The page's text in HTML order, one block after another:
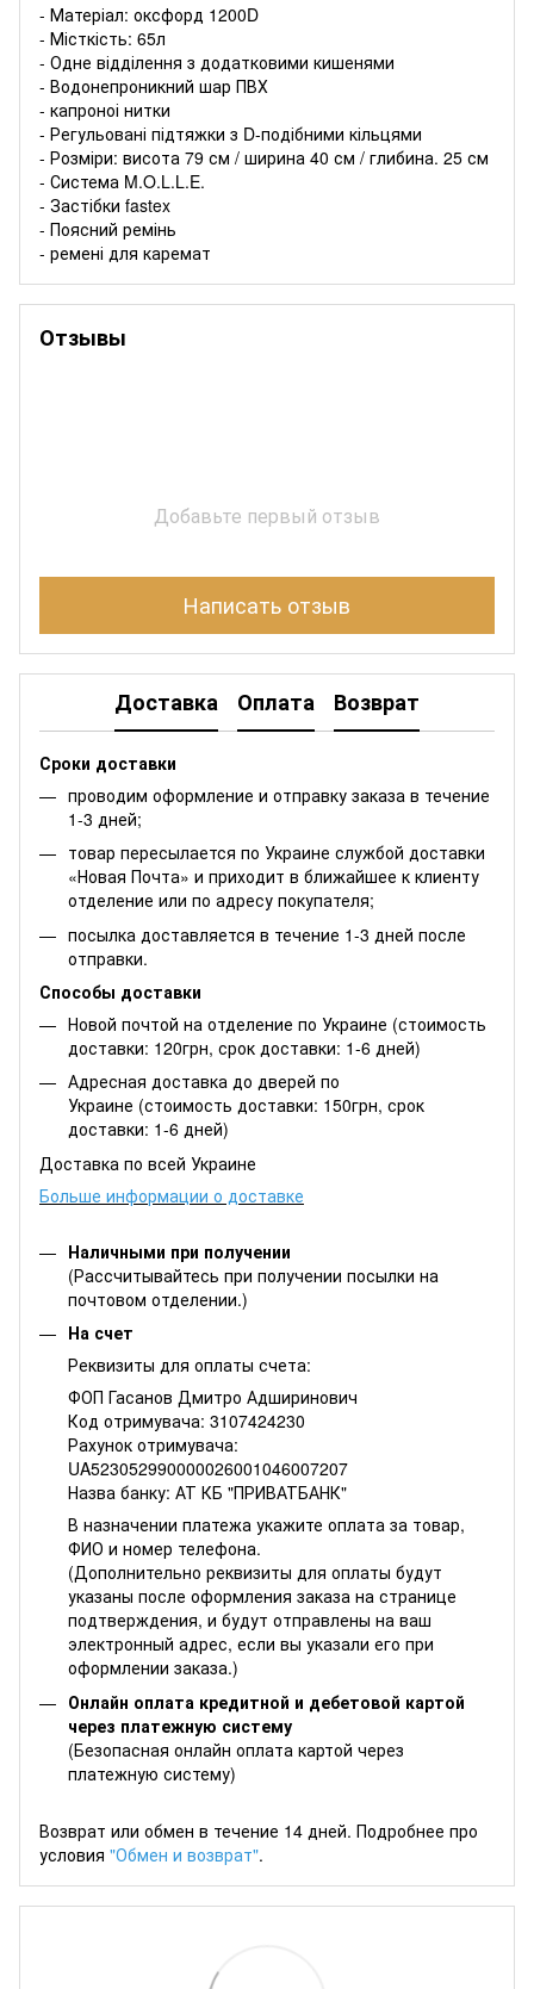
- Матеріал: оксфорд 1200D
- Місткість: 65л
- Одне відділення з додатковими кишенями
- Водонепроникний шар ПВХ
- капроноі нитки
- Регульовані підтяжки з D-подібними кільцями
- Розміри: висота 79 см / ширина 40 см / глибина. 25 см
- Система M.O.L.L.E.
- Застібки fastex
- Поясний ремінь
- ремені для каремат
Отзывы
Добавьте первый отзыв
Написать отзыв
Доставка Оплата Возврат
Сроки доставки
проводим оформление и отправку заказа в течение
1-3 дней;
товар пересылается по Украине службой доставки
«Новая Почта» и приходит в ближайшее к клиенту
отделение или по адресу покупателя;
посылка доставляется в течение 1-3 дней после
отправки.
Способы доставки
Новой почтой на отделение по Украине (стоимость
доставки: 120грн, срок доставки: 1-6 дней)
Адресная доставка до дверей по
Украине (стоимость доставки: 150грн, срок
доставки: 1-6 дней)
Доставка по всей Украине
Больше информации о доставке
Наличными при получении
(Рассчитывайтесь при получении посылки на
почтовом отделении.)
На счет
Реквизиты для оплаты счета:
ФОП Гасанов Дмитро Адширинович
Код отримувача: 3107424230
Рахунок отримувача:
UA523052990000026001046007207
Назва банку: АТ КБ "ПРИВАТБАНК"
В назначении платежа укажите оплата за товар,
ФИО и номер телефона.
(Дополнительно реквизиты для оплаты будут
указаны после оформления заказа на странице
подтверждения, и будут отправлены на ваш
электронный адрес, если вы указали его при
оформлении заказа.)
Онлайн оплата кредитной и дебетовой картой
через платежную систему
(Безопасная онлайн оплата картой через
платежную систему)
Возврат или обмен в течение 14 дней. Подробнее про
условия "Обмен и возврат".